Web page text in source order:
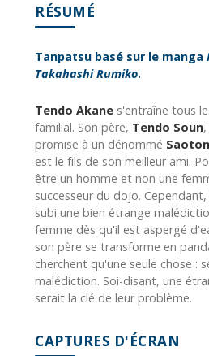
RÉSUMÉ
Tanpatsu basé sur le manga
Takahashi Rumiko.
Tendo Akane s'entraîne tous
familial. Son père, Tendo Soun
promise à un dénommé
est le fils de son meilleur ami.
être un homme et non une
successeur du dojo.
subi une bien étrange
femme dès qu'il est aspergé
son père se transforme en
cherchent qu'une seule chose :
malédiction. Soi-disant, une
serait la clé de leur problème.
CAPTURES D'ÉCRAN